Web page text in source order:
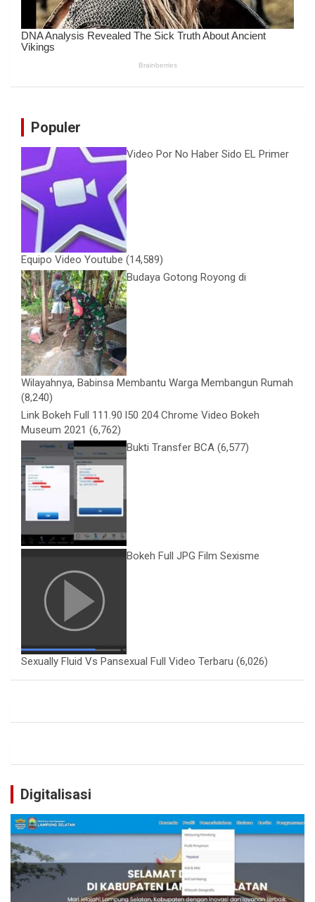
Populer
Video Por No Haber Sido EL Primer
Equipo Video Youtube (14,589)
Budaya Gotong Royong di
Wilayahnya, Babinsa Membantu Warga Membangun Rumah
(8,240)
Link Bokeh Full 111.90 l50 204 Chrome Video Bokeh
Museum 2021 (6,762)
Bukti Transfer BCA (6,577)
Bokeh Full JPG Film Sexisme
Sexually Fluid Vs Pansexual Full Video Terbaru (6,026)
Digitalisasi